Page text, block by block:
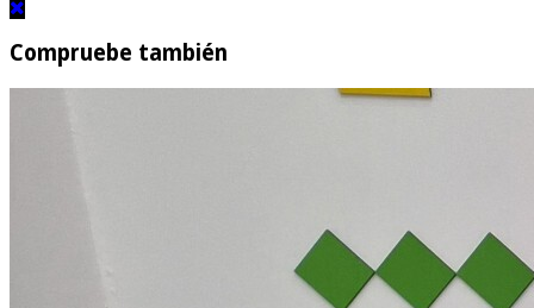
Compruebe también